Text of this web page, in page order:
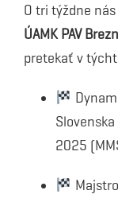
O tri týždne
ÚAMK PAV
pretekať v
2025